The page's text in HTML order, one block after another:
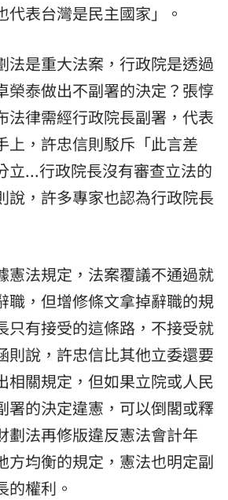
代表台灣是民主國家」。
法是重大法案，行政院是透過
榮泰做出不副署的決定？張惇
法律需經行政院長副署，代表
上，許忠信則駁斥「此言差
立...行政院長沒有審查立法的
說，許多專家也認為行政院長
憲法規定，法案覆議不通過就
職，但增修條文拿掉辭職的規
只有接受的這條路，不接受就
則說，許忠信比其他立委還要
相關規定，但如果立院或人民
署的決定違憲，可以倒閣或釋
劃法再修版違反憲法會計年
方均衡的規定，憲法也明定副
的權利。